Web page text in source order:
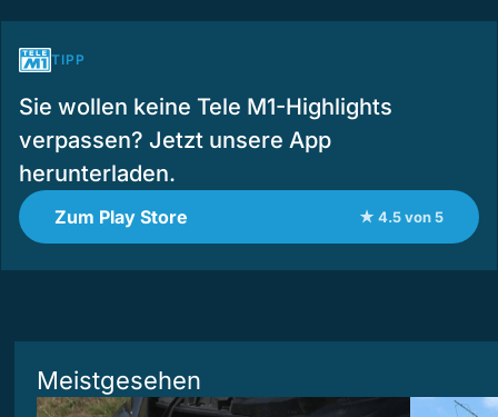
TIPP
Sie wollen keine Tele M1-Highlights
verpassen? Jetzt unsere App
herunterladen.
Zum Play Store ★ 4.5 von 5
Meistgesehen